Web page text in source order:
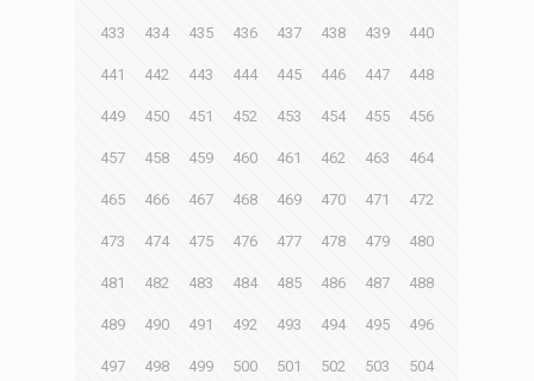
433 434 435 436 437 438 439 440
441 442 443 444 445 446 447 448
449 450 451 452 453 454 455 456
457 458 459 460 461 462 463 464
465 466 467 468 469 470 471 472
473 474 475 476 477 478 479 480
481 482 483 484 485 486 487 488
489 490 491 492 493 494 495 496
497 498 499 500 501 502 503 504